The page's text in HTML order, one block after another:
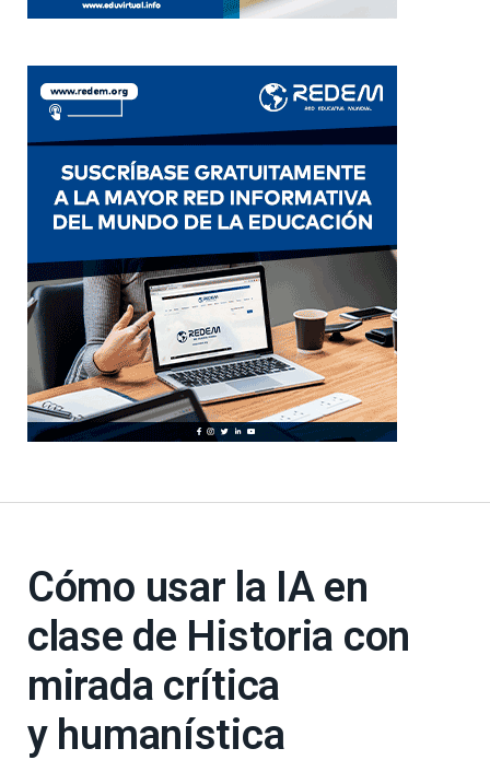
Cómo usar la IA en
clase de Historia con
mirada crítica
y humanística